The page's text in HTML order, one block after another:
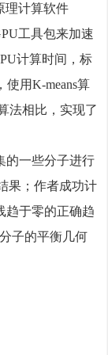
理计算软件
工具包来加速
计算时间，标
使用K-means算
法相比，实现了
的一些分子进行
果；作者成功计
趋于零的正确趋
子的平衡几何